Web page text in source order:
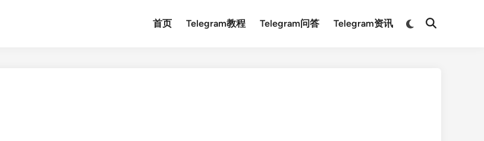
首页 Telegram教程 Telegram问答 Telegram资讯
Switch
Open